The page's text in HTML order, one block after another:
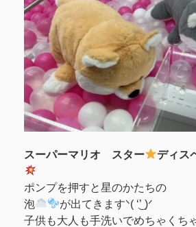
スーパーマリオ スター ディス
ポンプを押すと星のかたちの
泡
が出てきますᐠ( ‘͜’ )ᐟ
子供も大人も手洗いでめちゃくち